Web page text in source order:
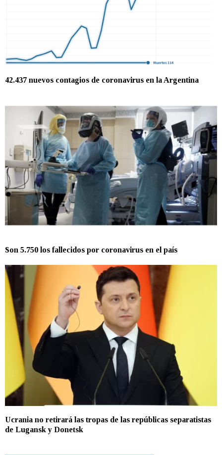
42.437 nuevos contagios de coronavirus en la Argentina
Son 5.750 los fallecidos por coronavirus en el país
Ucrania no retirará las tropas de las repúblicas separatistas
de Lugansk y Donetsk